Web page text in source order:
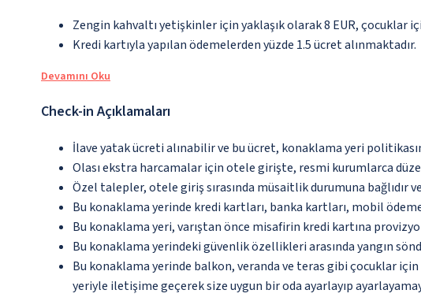
Zengin kahvaltı yetişkinler için yaklaşık olarak 8 EUR, çocuklar
Kredi kartıyla yapılan ödemelerden yüzde 1.5 ücret alınmaktadır.
Devamını Oku
Check-in Açıklamaları
İlave yatak ücreti alınabilir ve bu ücret, konaklama yeri
Olası ekstra harcamalar için otele girişte, resmi kurumlarca
Özel talepler, otele giriş sırasında müsaitlik durumuna
Bu konaklama yerinde kredi kartları, banka kartları, mobil
Bu konaklama yeri, varıştan önce misafirin kredi kartına
Bu konaklama yerindeki güvenlik özellikleri arasında yangın
Bu konaklama yerinde balkon, veranda ve teras gibi çocuklar
yeriyle iletişime geçerek size uygun bir oda ayarlayıp